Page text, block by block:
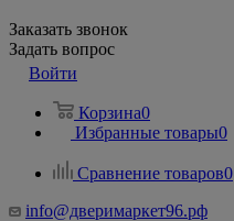
Заказать звонок
Задать вопрос
Войти
Корзина0
Избранные товары0
Сравнение товаров0
info@дверимаркет96.рф